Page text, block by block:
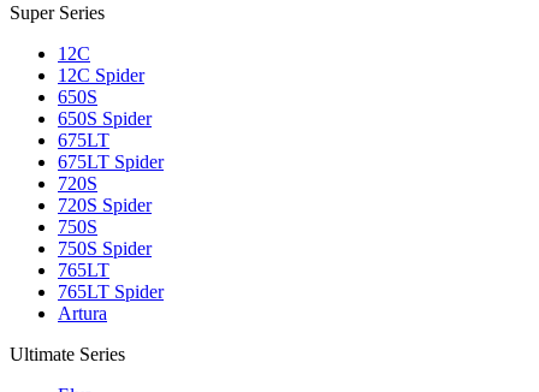
Super Series
12C
12C Spider
650S
650S Spider
675LT
675LT Spider
720S
720S Spider
750S
750S Spider
765LT
765LT Spider
Artura
Ultimate Series